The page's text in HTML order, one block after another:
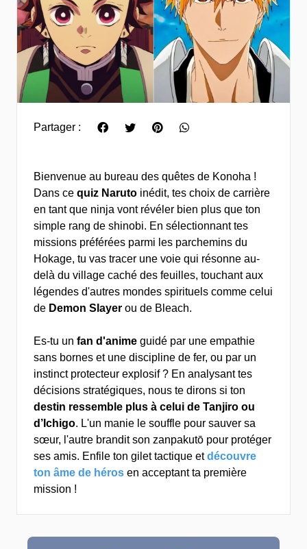
Partager :
Bienvenue au bureau des quêtes de Konoha !
Dans ce quiz Naruto inédit, tes choix de carrière
en tant que ninja vont révéler bien plus que ton
simple rang de shinobi. En sélectionnant tes
missions préférées parmi les parchemins du
Hokage, tu vas tracer une voie qui résonne au-
delà du village caché des feuilles, touchant aux
légendes d'autres mondes spirituels comme celui
de Demon Slayer ou de Bleach.
Es-tu un fan d'anime guidé par une empathie
sans bornes et une discipline de fer, ou par un
instinct protecteur explosif ? En analysant tes
décisions stratégiques, nous te dirons si ton
destin ressemble plus à celui de Tanjiro ou
d’Ichigo. L'un manie le souffle pour sauver sa
sœur, l'autre brandit son zanpakutō pour protéger
ses amis. Enfile ton gilet tactique etdécouvre
ton âme de héros en acceptant ta première
mission !